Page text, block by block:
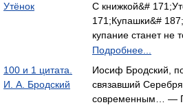
Утёнок
С книжкой&#
171;Купашки&#
купание станет не
Подробнее...
100 и 1 цитата.
И. А. Бродский
Иосиф Бродский,
связавший
современным… —